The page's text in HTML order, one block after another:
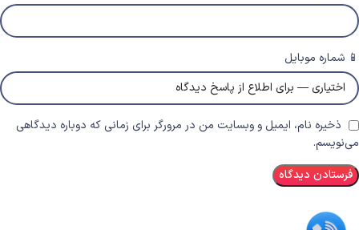
📱 شماره موبایل
ذخیره نام، ایمیل و وبسایت من در مرورگر برای زمانی که دوباره دیدگاهی
می‌نویسم.